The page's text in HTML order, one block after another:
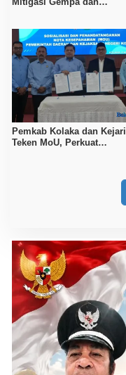
Pemkab Kolaka dan Kejari
Teken MoU, Perkuat